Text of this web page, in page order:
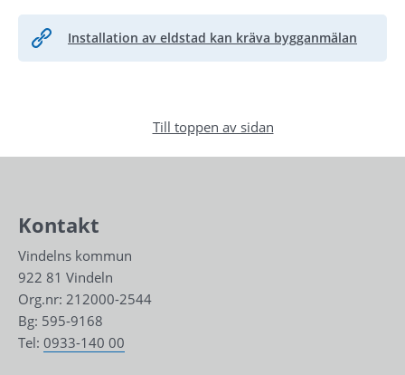
Installation av eldstad kan kräva bygganmälan
Till toppen av sidan
Kontakt
Vindelns kommun
922 81 Vindeln
Org.nr: 212000-2544
Bg: 595-9168
Tel: 0933-140 00